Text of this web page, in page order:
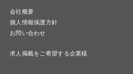
会社概要
個人情報保護方針
お問い合わせ
求人掲載をご希望する企業様